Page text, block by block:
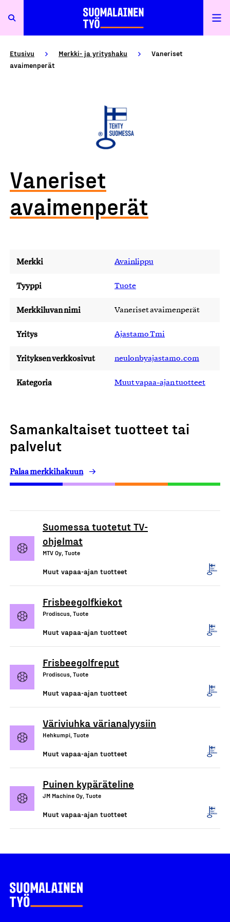
Etusivu Merkki- ja yrityshaku
Vaneriset
avaimenperät
Vaneriset
avaimenperät
Merkki Avainlippu
Tyyppi Tuote
Merkkiluvan nimi Vaneriset avaimenperät
Yritys Ajastamo Tmi
Yrityksen verkkosivut neulonbyajastamo.com
Kategoria Muut vapaa-ajan tuotteet
Samankaltaiset tuotteet tai
palvelut
Palaa merkkihakuun
Suomessa tuotetut TV-
ohjelmat
MTV Oy, Tuote
Muut vapaa-ajan tuotteet
Frisbeegolfkiekot
Prodiscus, Tuote
Muut vapaa-ajan tuotteet
Frisbeegolfreput
Prodiscus, Tuote
Muut vapaa-ajan tuotteet
Väriviuhka värianalyysiin
Hehkumpi, Tuote
Muut vapaa-ajan tuotteet
Puinen kypäräteline
JM Machine Oy, Tuote
Muut vapaa-ajan tuotteet